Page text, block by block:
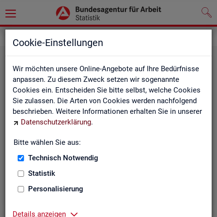
Cookie-Einstellungen
Wir möchten unsere Online-Angebote auf Ihre Bedürfnisse
anpassen. Zu diesem Zweck setzen wir sogenannte
Cookies ein. Entscheiden Sie bitte selbst, welche Cookies
Sie zulassen. Die Arten von Cookies werden nachfolgend
beschrieben. Weitere Informationen erhalten Sie in unserer
Datenschutzerklärung.
Bitte wählen Sie aus:
Technisch Notwendig
Statistik
Personalisierung
Details anzeigen
Re­gio­na­le Glie­de­run­gen
Landkreise) in den Statistiken der BA